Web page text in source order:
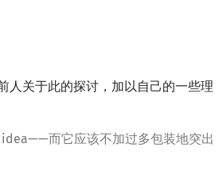
人关于此的探讨，加以自己的一些理
而它应该不加过多包装地突出